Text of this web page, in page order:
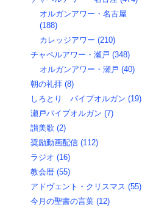
オルガンアワー・名古屋
(188)
カレッジアワー (210)
チャペルアワー・瀬戸 (348)
オルガンアワー・瀬戸 (40)
朝の礼拝 (8)
しろとり パイプオルガン (19)
瀬戸パイプオルガン (7)
讃美歌 (2)
奨励動画配信 (112)
ラジオ (16)
教会暦 (55)
アドヴェント・クリスマス (55)
今月の聖書の言葉 (12)